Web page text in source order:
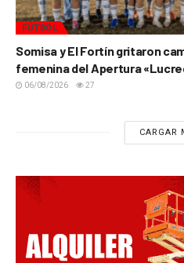
FÚTBOL
Somisa y El Fortín gritaron
femenina del Apertura
06/08/2026 27
CARGAR